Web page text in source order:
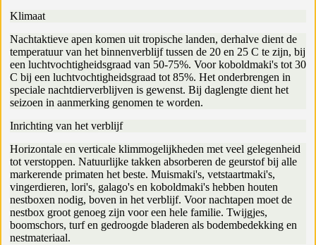
Klimaat
Nachtaktieve apen komen uit tropische landen, derhalve dient de
temperatuur van het binnenverblijf tussen de 20 en 25 C te zijn, bij
een luchtvochtigheidsgraad van 50-75%. Voor koboldmaki's tot 30
C bij een luchtvochtigheidsgraad tot 85%. Het onderbrengen in
speciale nachtdierverblijven is gewenst. Bij daglengte dient het
seizoen in aanmerking genomen te worden.
Inrichting van het verblijf
Horizontale en verticale klimmogelijkheden met veel gelegenheid
tot verstoppen. Natuurlijke takken absorberen de geurstof bij alle
markerende primaten het beste. Muismaki's, vetstaartmaki's,
vingerdieren, lori's, galago's en koboldmaki's hebben houten
nestboxen nodig, boven in het verblijf. Voor nachtapen moet de
nestbox groot genoeg zijn voor een hele familie. Twijgjes,
boomschors, turf en gedroogde bladeren als bodembedekking en
nestmateriaal.